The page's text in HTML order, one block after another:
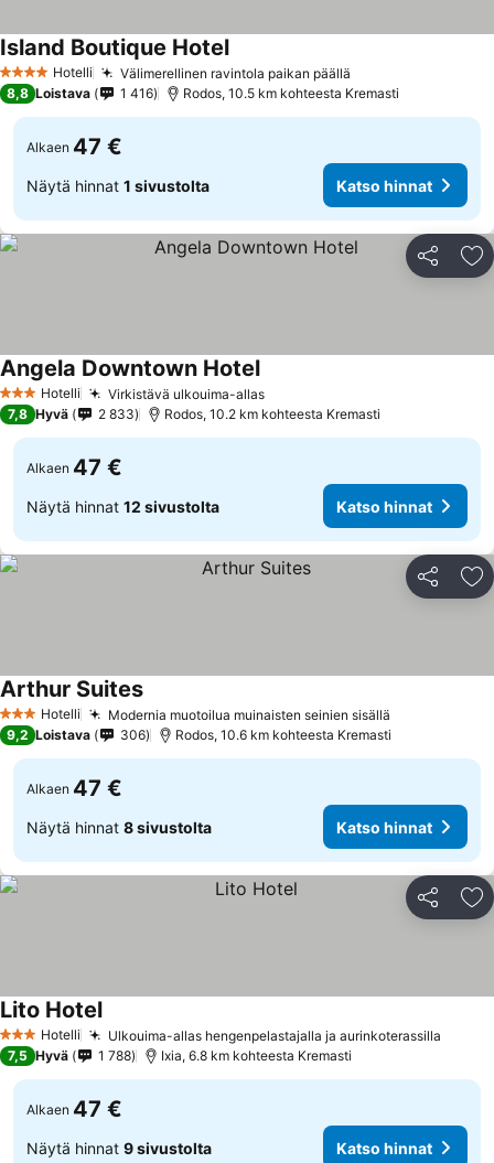
4 Tähtiluokitus
Hotelli Välimerellinen ravintola paikan päällä
Island Boutique HotelKatso hinnat
8,8 Loistava 1 416 Rodos, 10.5 km kohteesta Kremasti
Alkaen 47 €
Näytä hinnat 1 sivustolta Katso hinnat
Jaa
3 Tähtiluokitus
Hotelli Virkistävä ulkouima-allasKatso hinnat
Angela Downtown HotelKatso hinnat
7,8 Hyvä 2 833 Rodos, 10.2 km kohteesta Kremasti
Alkaen 47 €
Näytä hinnat 12 sivustolta Katso hinnat
Jaa
3 Tähtiluokitus
Hotelli Modernia muotoilua muinaisten seinien sisällä
Arthur SuitesKatso hinnat
9,2 Loistava 306 Rodos, 10.6 km kohteesta Kremasti
Alkaen 47 €
Näytä hinnat 8 sivustolta Katso hinnat
Jaa
3 Tähtiluokitus
Hotelli Ulkouima-allas hengenpelastajalla ja aurinkoterassilla
Lito HotelKatso hinnat
7,5 Hyvä 1 788 Ixia, 6.8 km kohteesta Kremasti
Alkaen 47 €
Näytä hinnat 9 sivustolta Katso hinnat